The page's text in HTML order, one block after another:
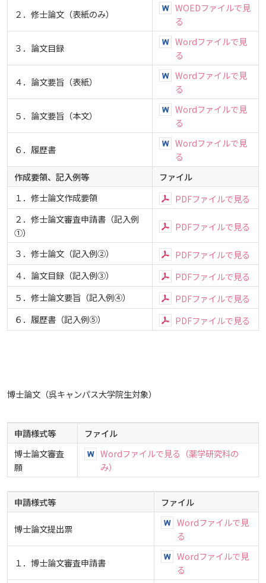
２．修士論文（表紙のみ）
WOEDファイルで見
る
３．論文目録
Wordファイルで見
る
４．論文要旨（表紙）
Wordファイルで見
る
５．論文要旨（本文）
Wordファイルで見
る
６．履歴書
Wordファイルで見
る
作成要領、記入例等
ファイル
１．修士論文作成要領
PDFファイルで見る
２．修士論文審査申請書（記入例
①）
PDFファイルで見る
３．修士論文（記入例②）
PDFファイルで見る
４．論文目録（記入例③）
PDFファイルで見る
５．修士論文要旨（記入例④）
PDFファイルで見る
６．履歴書（記入例⑤）
PDFファイルで見る
博士論文（呉キャンパス大学院生対象）
申請様式等
ファイル
博士論文審査
願
Wordファイルで見る（薬学研究科の
み）
申請様式等 ファイル
博士論文提出票
Wordファイルで見
る
１．博士論文審査申請書
Wordファイルで見
る